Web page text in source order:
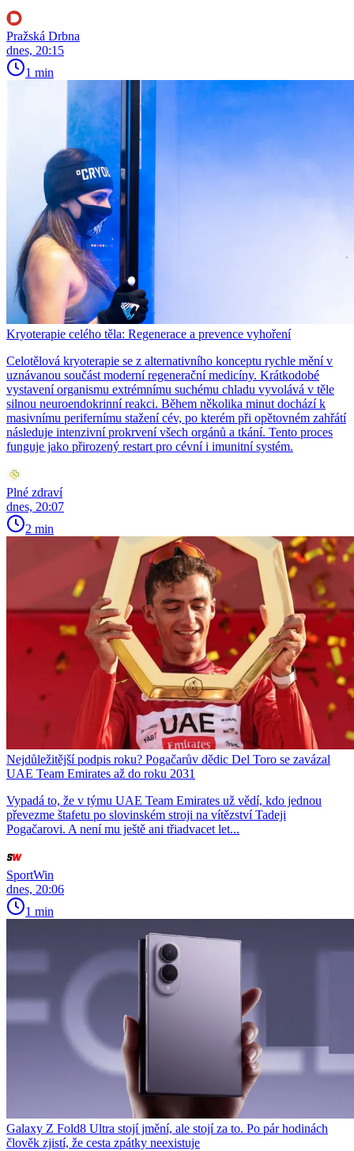
Pražská Drbna
dnes, 20:15
1 min
Kryoterapie celého těla: Regenerace a prevence vyhoření
Celotělová kryoterapie se z alternativního konceptu rychle mění v
uznávanou součást moderní regenerační medicíny. Krátkodobé
vystavení organismu extrémnímu suchému chladu vyvolává v těle
silnou neuroendokrinní reakci. Během několika minut dochází k
masivnímu perifernímu stažení cév, po kterém při opětovném zahřátí
následuje intenzivní prokrvení všech orgánů a tkání. Tento proces
funguje jako přirozený restart pro cévní i imunitní systém.
Plné zdraví
dnes, 20:07
2 min
Nejdůležitější podpis roku? Pogačarův dědic Del Toro se zavázal
UAE Team Emirates až do roku 2031
Vypadá to, že v týmu UAE Team Emirates už vědí, kdo jednou
převezme štafetu po slovinském stroji na vítězství Tadeji
Pogačarovi. A není mu ještě ani třiadvacet let...
SportWin
dnes, 20:06
1 min
Galaxy Z Fold8 Ultra stojí jmění, ale stojí za to. Po pár hodinách
člověk zjistí, že cesta zpátky neexistuje